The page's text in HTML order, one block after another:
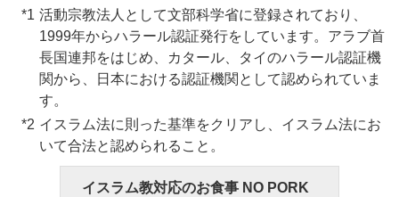
活動宗教法人として文部科学省に登録されており、
1999年からハラール認証発行をしています。アラブ首
長国連邦をはじめ、カタール、タイのハラール認証機
関から、日本における認証機関として認められていま
す。
イスラム法に則った基準をクリアし、イスラム法にお
いて合法と認められること。
イスラム教対応のお食事 NO PORK